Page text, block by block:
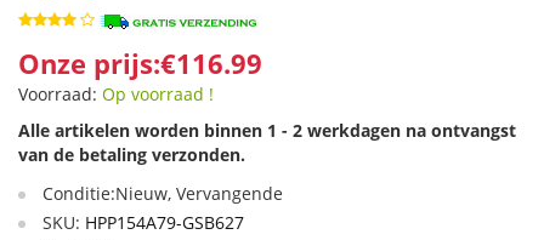
Onze prijs:€116.99
Voorraad: Op voorraad !
Alle artikelen worden binnen 1 - 2 werkdagen na ontvangst
van de betaling verzonden.
Conditie:Nieuw, Vervangende
SKU: HPP154A79-GSB627